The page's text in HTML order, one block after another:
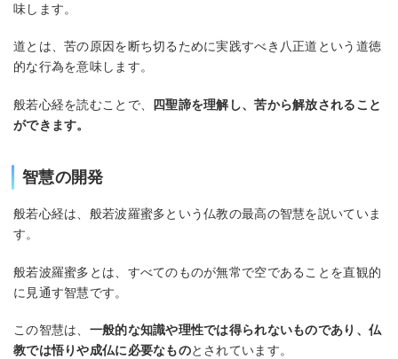
味します。
道とは、苦の原因を断ち切るために実践すべき八正道という道徳
的な行為を意味します。
般若心経を読むことで、
四聖諦を理解し、苦から解放されること
ができます。
智慧の開発
般若心経は、般若波羅蜜多という仏教の最高の智慧を説いていま
す。
般若波羅蜜多とは、すべてのものが無常で空であることを直観的
に見通す智慧です。
この智慧は、 一般的な知識や理性では得られないものであり、仏
教では悟りや成仏に必要なものとされています。